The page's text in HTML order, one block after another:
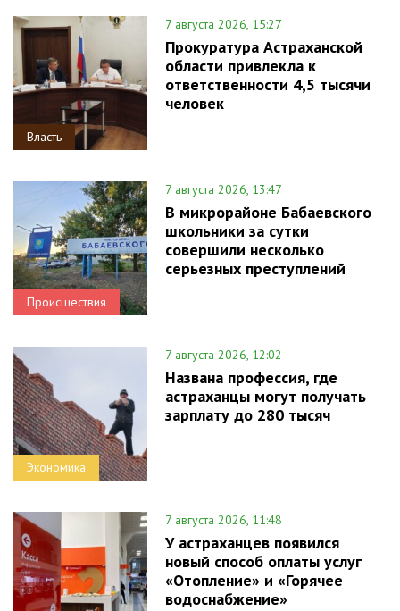
Власть
7 августа 2026, 15:27
Прокуратура Астраханской
области привлекла к
ответственности 4,5 тысячи
человек
Происшествия
7 августа 2026, 13:47
В микрорайоне Бабаевского
школьники за сутки
совершили несколько
серьезных преступлений
Экономика
7 августа 2026, 12:02
Названа профессия, где
астраханцы могут получать
зарплату до 280 тысяч
7 августа 2026, 11:48
У астраханцев появился
новый способ оплаты услуг
«Отопление» и «Горячее
водоснабжение»